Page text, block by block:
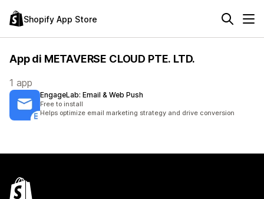
Shopify App Store
App di METAVERSE CLOUD PTE. LTD.
1 app
EngageLab: Email & Web Push
Free to install
Helps optimize email marketing strategy and drive conversion